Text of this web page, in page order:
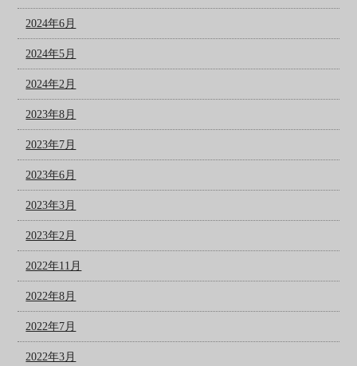
2024年6月
2024年5月
2024年2月
2023年8月
2023年7月
2023年6月
2023年3月
2023年2月
2022年11月
2022年8月
2022年7月
2022年3月